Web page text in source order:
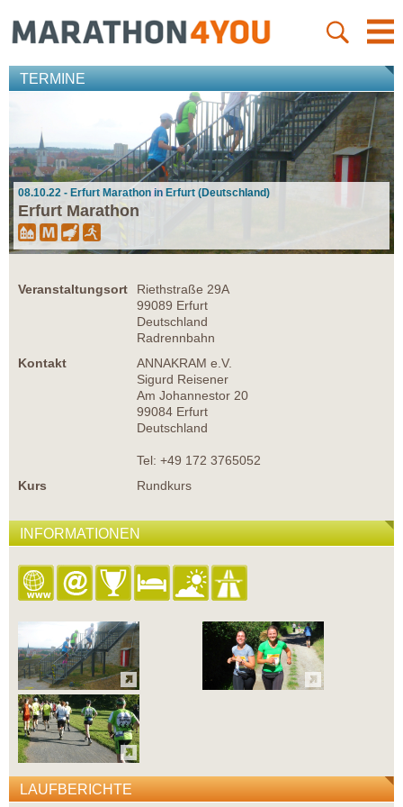
TERMINE
08.10.22 - Erfurt Marathon in Erfurt (Deutschland)
Erfurt Marathon
Veranstaltungsort
Riethstraße 29A
99089 Erfurt
Deutschland
Radrennbahn
Kontakt
ANNAKRAM e.V.
Sigurd Reisener
Am Johannestor 20
99084 Erfurt
Deutschland
Tel: +49 172 3765052
Kurs
Rundkurs
INFORMATIONEN
LAUFBERICHTE